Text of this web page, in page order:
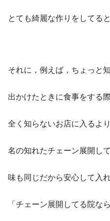
とても綺麗な作りをしてる
それに，例えば，ちょっと
出かけたときに食事をする際
全く知らないお店に入るより
名の知れたチェーン展開し
味も同じだから安心して入
「チェーン展開してる院な